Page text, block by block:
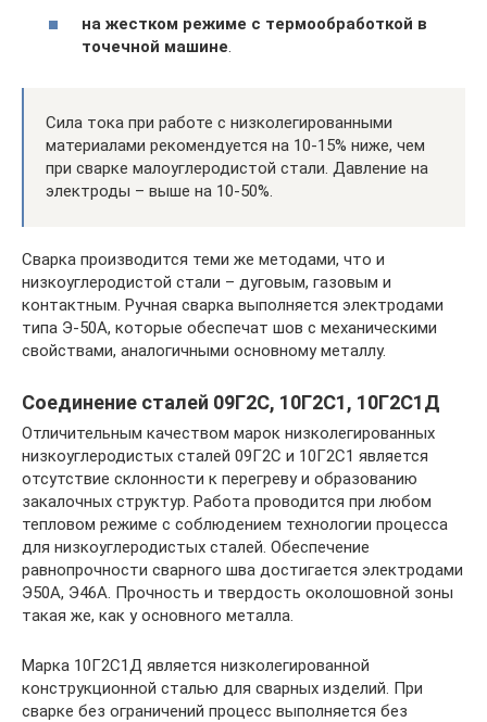
на жестком режиме с термообработкой в
точечной машине
Сила тока при работе с низколегированными
материалами рекомендуется на 10-15% ниже, чем
при сварке малоуглеродистой стали. Давление на
электроды – выше на 10-50%.
Сварка производится теми же методами, что и
низкоуглеродистой стали – дуговым, газовым и
контактным. Ручная сварка выполняется электродами
типа Э-50А, которые обеспечат шов с механическими
свойствами, аналогичными основному металлу.
Соединение сталей 09Г2С, 10Г2С1, 10Г2С1Д
Отличительным качеством марок низколегированных
низкоуглеродистых сталей 09Г2С и 10Г2С1 является
отсутствие склонности к перегреву и образованию
закалочных структур. Работа проводится при любом
тепловом режиме с соблюдением технологии процесса
для низкоуглеродистых сталей. Обеспечение
равнопрочности сварного шва достигается электродами
Э50А, Э46А. Прочность и твердость околошовной зоны
такая же, как у основного металла.
Марка 10Г2С1Д является низколегированной
конструкционной сталью для сварных изделий. При
сварке без ограничений процесс выполняется без